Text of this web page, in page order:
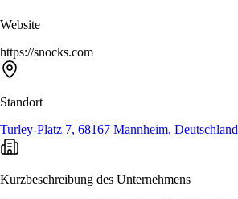
Website
https://snocks.com
Standort
Turley-Platz 7, 68167 Mannheim, Deutschland
Kurzbeschreibung des Unternehmens